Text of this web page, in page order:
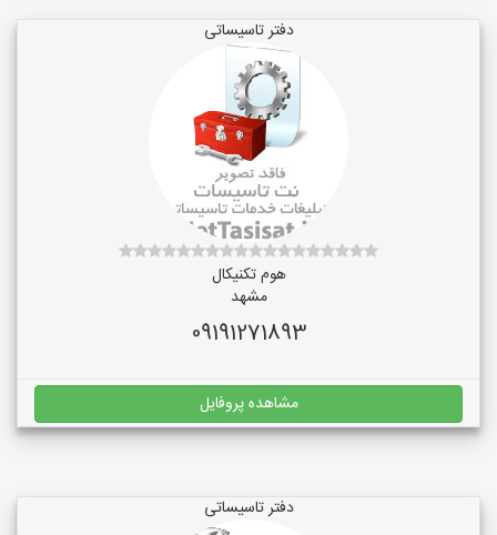
دفتر تاسیساتی
هوم تکنیکال
مشهد
09191271893
مشاهده پروفایل
دفتر تاسیساتی